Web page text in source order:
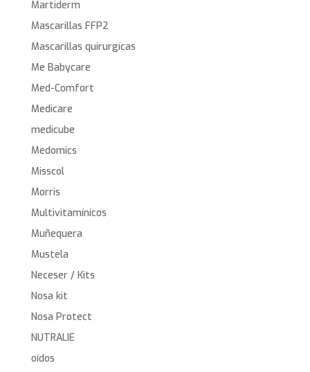
Martiderm
Mascarillas FFP2
Mascarillas quirurgícas
Me Babycare
Med-Comfort
Medicare
medicube
Medomics
Misscol
Morris
Multivitamínicos
Muñequera
Mustela
Neceser / Kits
Nosa kit
Nosa Protect
NUTRALIE
oídos